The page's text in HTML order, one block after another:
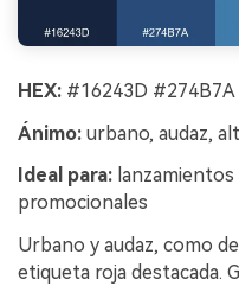
HEX: #16243D #274B7A
Ánimo: urbano, audaz,
Ideal para:
promocionales
Urbano y audaz, como
etiqueta roja destacada.